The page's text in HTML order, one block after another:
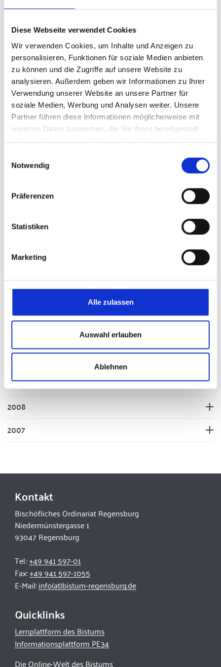
Diese Webseite verwendet Cookies
Wir verwenden Cookies, um Inhalte und Anzeigen zu
personalisieren, Funktionen für soziale Medien anbieten
zu können und die Zugriffe auf unsere Website zu
analysieren. Außerdem geben wir Informationen zu Ihrer
Verwendung unserer Website an unsere Partner für
soziale Medien, Werbung und Analysen weiter. Unsere
Partner führen diese Informationen möglicherweise mit
weiteren Daten zusammen, die Sie ihnen bereitgestellt
haben oder die sie im Rahmen Ihrer Nutzung der Dienste
Notwendig
Präferenzen
Statistiken
Marketing
Alle zulassen
Auswahl erlauben
Ablehnen
2025
2024
2023
2022
2021
2020
2017
2016
2013
2012
2009
2008
2007
Kontakt
Bischöfliches Ordinariat Regensburg
Niedermünstergasse 1
93047 Regensburg
Tel.:+49 941 597-01
Fax:+49 941 597-1055
E-Mail:info(at)bistum-regensburg.de
Quicklinks
Lernplattform des Bistums
Informationsplattform PE34
Die Online-Welt des Bistums